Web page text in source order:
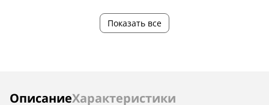
Показать все
ОписаниеХарактеристики
Инструкции